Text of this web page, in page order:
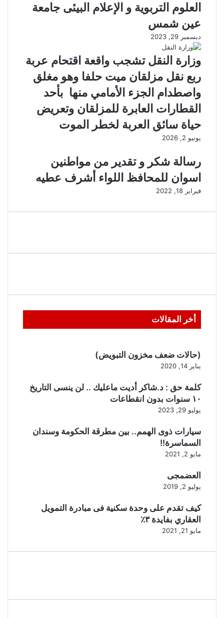
العلوم التربوية و الإعلام البيئى جامعة
عين شمس
ديسمبر 29, 2023
وزارة النقل تشجب واقعة اقتحام عربة
ربع نقل مزلقان ميت حلفا وهو مغلق
واصطدام الجزء الأمامي منها بأحد
القطارات العابرة للمزلقان وتعريض
حياة سائق العربة لخطر الموت
يونيو 2, 2026
رسالة شكر و تقدير من مواطنين
اسوان للمحافظ اللواء أشرف عطيه
فبراير 18, 2022
أخر المقالات
(حالات ضعف مخزون التبويض)
يناير 14, 2020
كلمة حق : د.شاكر أديت ماعليك .. لن ينسى التاريخ
١٠ سنوات بدون انقطاعات
يوليو 29, 2023
سيارات ذوى الهمم.. بين مطرقة الحكومة وسندان
السماسرة!!
مايو 2, 2021
العضمجى
يوليو 2, 2019
كيف تقدم على وحدة سكنية فى مبادرة التمويل
العقاري بفايدة ٣٪
مايو 21, 2021